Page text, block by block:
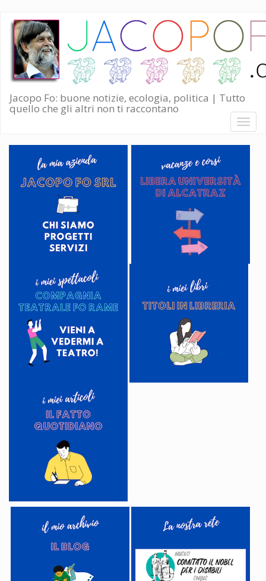
Salta
contenuto
principale
Jacopo Fo: buone notizie, ecologia, politica | Tutto
quello che gli altri non ti raccontano
Toggle